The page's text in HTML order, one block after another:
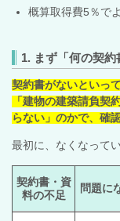
概算取得費5％で
1. まず「何の契
契約書がないといっ
「建物の建築請負契
らない」のかで、確
最初に、なくなって
契約書・資
料の不足
問題に